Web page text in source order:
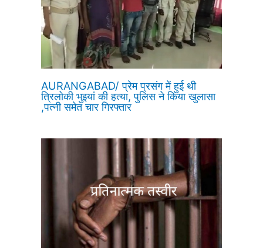
AURANGABAD/ प्रेम प्रसंग में हुई थी
त्रिलोकी भुइयां की हत्या, पुलिस ने किया खुलासा
,पत्नी समेत चार गिरफ्तार